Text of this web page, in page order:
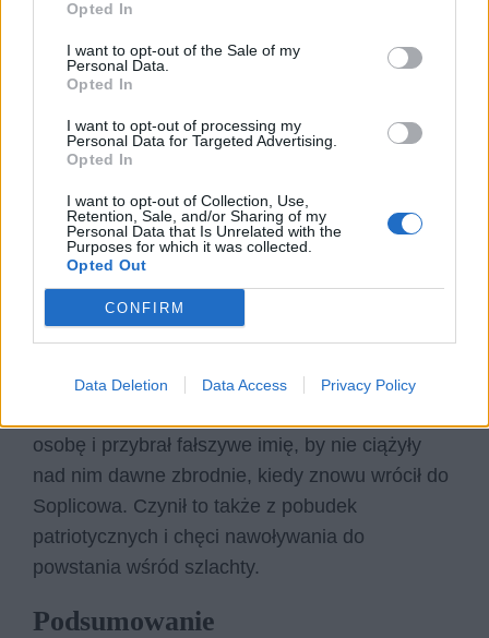
Opted In
I want to opt-out of the Sale of my
Personal Data.
Opted In
I want to opt-out of processing my
Personal Data for Targeted Advertising.
Opted In
I want to opt-out of Collection, Use,
Retention, Sale, and/or Sharing of my
Personal Data that Is Unrelated with the
Purposes for which it was collected.
Opted Out
CONFIRM
Data Deletion Data Access Privacy Policy
Pan Tadeusz – Adam Mickiewicz
„Pan Tadeusz” pokazuje chęćJacka Soplicy, by
sprawić, że wszyscy będą
Soplica miał ogromne grzechy na sumieniu,
osobę i przybrał fałszywe imię, by nie ciążyły
nad nim dawne zbrodnie, kiedy znowu wrócił do
Soplicowa. Czynił to także z pobudek
patriotycznych i chęci nawoływania do
powstania wśród szlachty.
Podsumowanie